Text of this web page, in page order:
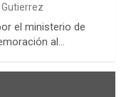
Gutierrez
el ministerio de
al…